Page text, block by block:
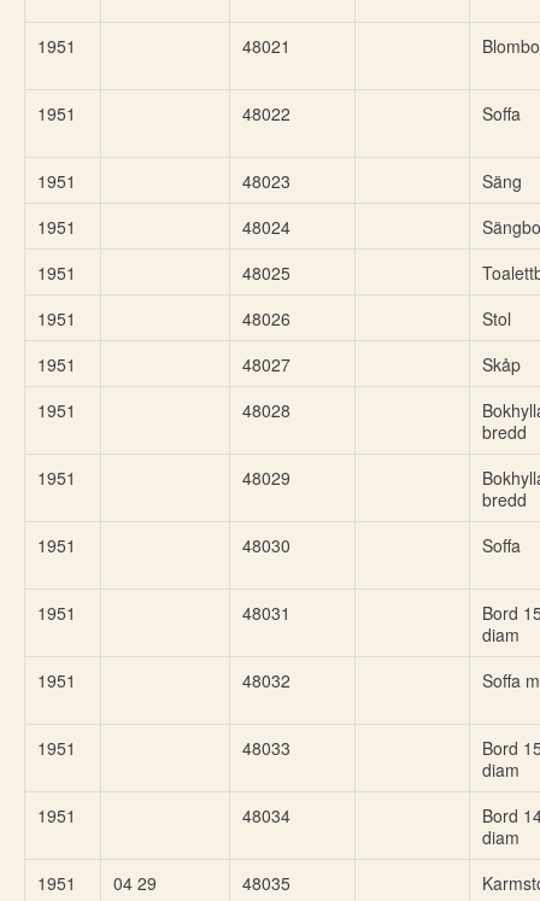
1951 48021
1951 48022 Soffa
1951 48023
Säng
1951
48024
1951
48025
1951
48026
Stol
1951
48027
Skåp
1951
48028
bredd
1951
48029
bredd
1951
48030 Soffa
1951 48031
Bord
diam
1951
48032 Soffa
1951 48033
Bord
diam
1951
48034
Bord
diam
1951
04 29 48035